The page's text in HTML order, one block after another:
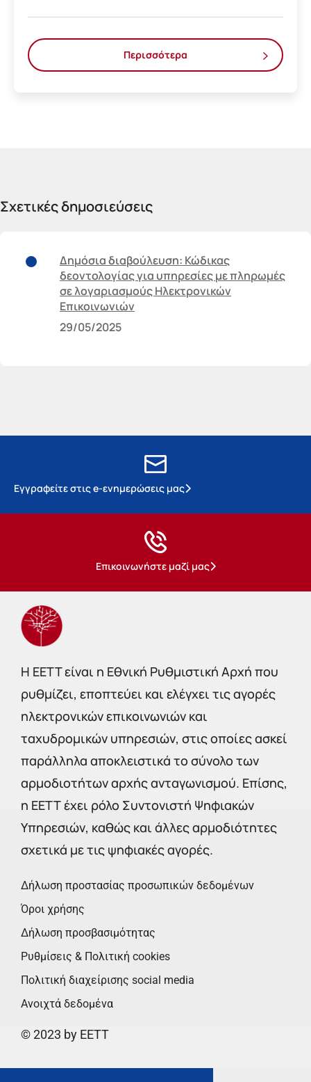
Περισσότερα
Σχετικές δημοσιεύσεις
Δημόσια διαβούλευση: Κώδικας
δεοντολογίας για υπηρεσίες με πληρωμές
σε λογαριασμούς Ηλεκτρονικών
Επικοινωνιών
29/05/2025
Εγγραφείτε στις e-ενημερώσεις μας
Επικοινωνήστε μαζί μας
Η EETT είναι η Εθνική Ρυθμιστική Αρχή που
ρυθμίζει, εποπτεύει και ελέγχει τις αγορές
ηλεκτρονικών επικοινωνιών και
ταχυδρομικών υπηρεσιών, στις οποίες ασκεί
παράλληλα αποκλειστικά το σύνολο των
αρμοδιοτήτων αρχής ανταγωνισμού. Επίσης,
η ΕΕΤΤ έχει ρόλο Συντονιστή Ψηφιακών
Υπηρεσιών, καθώς και άλλες αρμοδιότητες
σχετικά με τις ψηφιακές αγορές.
Δήλωση προστασίας προσωπικών δεδομένων
Όροι χρήσης
Δήλωση προσβασιμότητας
Ρυθμίσεις & Πολιτική cookies
Πολιτική διαχείρισης social media
Ανοιχτά δεδομένα
© 2023 by EETT